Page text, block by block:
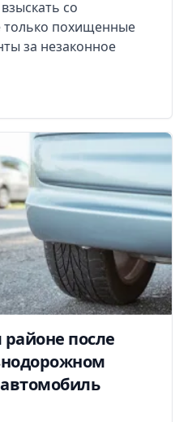
со
похищенные
за незаконное
после